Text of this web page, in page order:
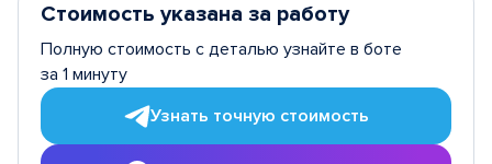
Стоимость указана за работу
Полную стоимость с деталью узнайте в боте
за 1 минуту
Узнать точную стоимость